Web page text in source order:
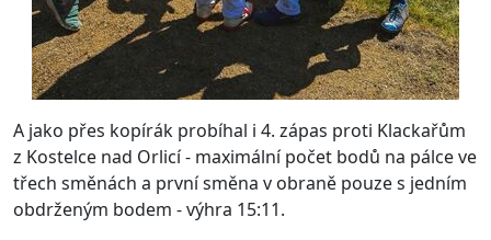
A jako přes kopírák probíhal i 4. zápas proti Klackařům
z Kostelce nad Orlicí - maximální počet bodů na pálce ve
třech směnách a první směna v obraně pouze s jedním
obdrženým bodem - výhra 15:11.